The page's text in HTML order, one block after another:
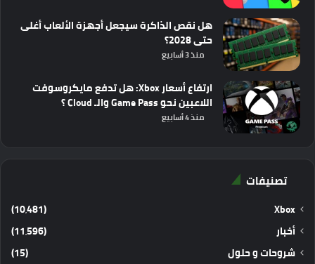
هل نقص الذاكرة سيجعل أجهزة الألعاب أغلى
حتى 2028؟
منذ 3 أسابيع
ارتفاع أسعار Xbox: هل تدفع مايكروسوفت
اللاعبين نحو Game Pass والـ Cloud ؟
منذ 4 أسابيع
تصنيفات
Xbox
(10٬481)
أخبار
(11٬596)
شروحات و حلول
(15)